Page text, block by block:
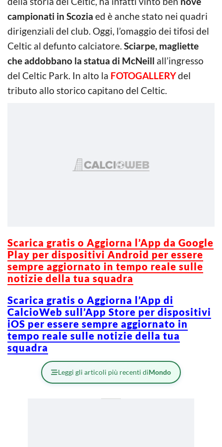
campionati in Scozia ed è anche stato nei quadri
dirigenziali del club. Oggi, l’omaggio dei tifosi del
Celtic al defunto calciatore. Sciarpe, magliette
che addobbano la statua di McNeill all’ingresso
del Celtic Park. In alto la FOTOGALLERYdel
tributo allo storico capitano del Celtic.
Scarica gratis o Aggiorna l’App da Google
Play per dispositivi Android per essere
sempre aggiornato in tempo reale sulle
notizie della tua squadra
Scarica gratis o Aggiorna l’App di
CalcioWeb sull’App Store per dispositivi
iOS per essere sempre aggiornato in
tempo reale sulle notizie della tua
squadra
Leggi gli articoli più recenti diMondo